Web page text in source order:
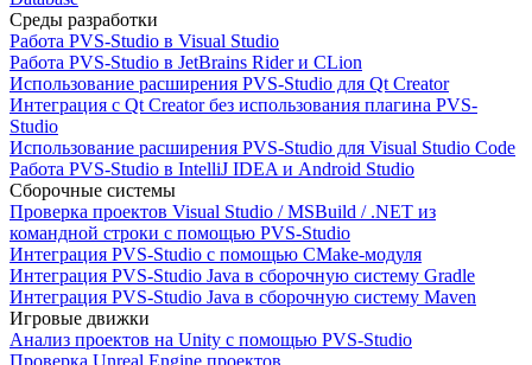
Среды разработки
Работа PVS-Studio в Visual Studio
Работа PVS-Studio в JetBrains Rider и CLion
Использование расширения PVS-Studio для Qt Creator
Интеграция с Qt Creator без использования плагина PVS-
Studio
Использование расширения PVS-Studio для Visual Studio Code
Работа PVS-Studio в IntelliJ IDEA и Android Studio
Сборочные системы
Проверка проектов Visual Studio / MSBuild / .NET из
командной строки с помощью PVS-Studio
Интеграция PVS-Studio с помощью CMake-модуля
Интеграция PVS-Studio Java в сборочную систему Gradle
Интеграция PVS-Studio Java в сборочную систему Maven
Игровые движки
Анализ проектов на Unity с помощью PVS-Studio
Проверка Unreal Engine проектов